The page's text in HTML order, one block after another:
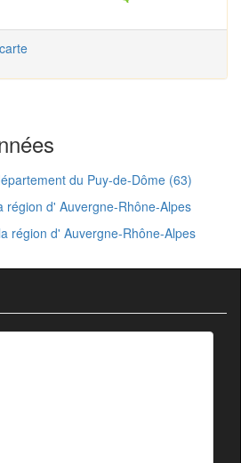
du Puy-de-Dôme (63)
région d' Auvergne-Rhône-Alpes
région d' Auvergne-Rhône-Alpes